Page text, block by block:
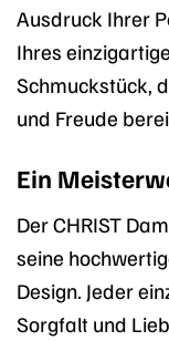
Ausdruck Ihrer
Ihres
Schmuckstück,
und Freude
Ein
Der CHRIST
seine
Design. Jeder
Sorgfalt und